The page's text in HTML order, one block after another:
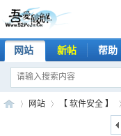
网站 新帖 帮助
网站 【 软件安全 】